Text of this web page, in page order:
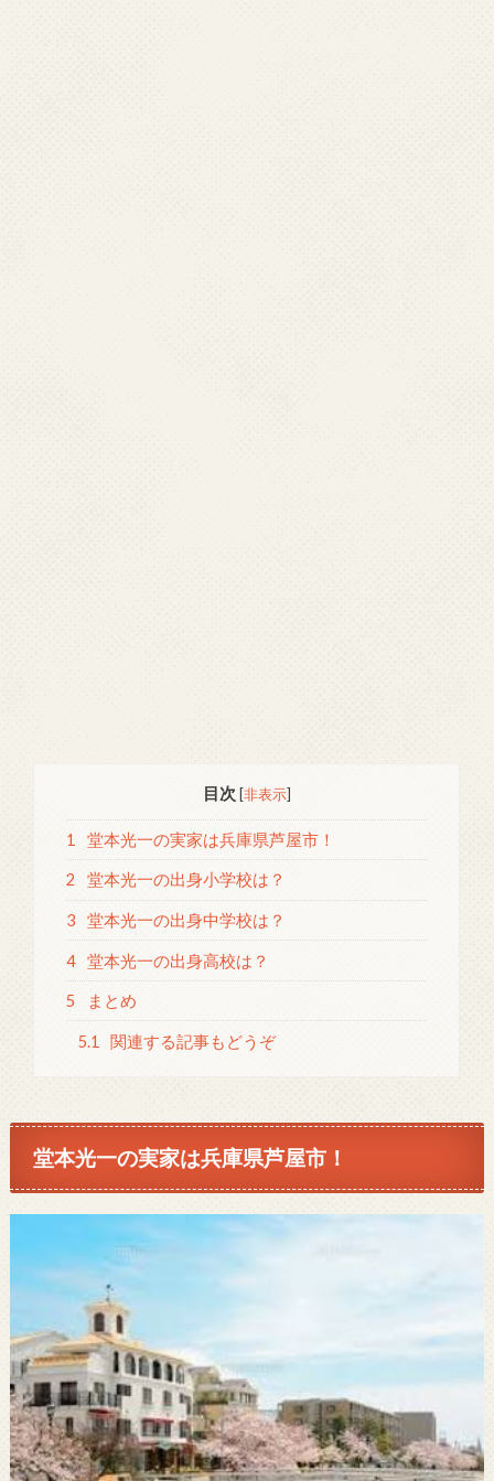
目次 [非表示]
1 堂本光一の実家は兵庫県芦屋市！
2 堂本光一の出身小学校は？
3 堂本光一の出身中学校は？
4 堂本光一の出身高校は？
5 まとめ
5.1 関連する記事もどうぞ
堂本光一の実家は兵庫県芦屋市！